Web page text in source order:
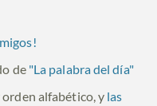
de "La palabra del día"
orden alfabético, y las